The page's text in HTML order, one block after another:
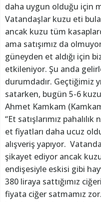
daha uygun olduğu için
Vatandaşlar kuzu eti
ancak kuzu tüm
ama satışımız da
güneyden et aldığı için
etkileniyor. Şu anda
durumdadır. Geçtiğimiz
satarken, bugün 5-6
Ahmet Kamkam
“Et satışlarımız
et fiyatları daha ucuz
alışveriş yapıyor.
şikayet ediyor ancak
endişesiyle eskisi gibi
380 liraya sattığımız
fiyata ciğer satmamız